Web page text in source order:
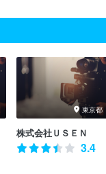
東京都
株式会社ＵＳＥＮ
3.4